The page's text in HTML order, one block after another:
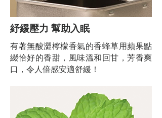
紓緩壓力 幫助入眠
有著無酸澀檸檬香氣的香蜂草用蘋果點
綴恰好的香甜，風味溫和回甘，芳香爽
口，令人倍感安適舒緩！